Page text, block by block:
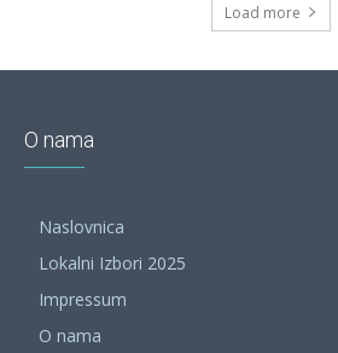
Load more
O nama
Naslovnica
Lokalni Izbori 2025
Impressum
O nama